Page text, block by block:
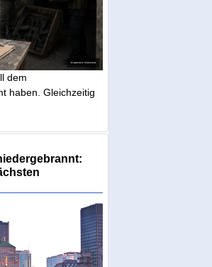
dem
haben. Gleichzeitig